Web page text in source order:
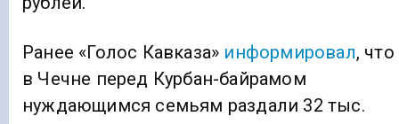
Ранее «Голос Кавказа» информировал, что
в Чечне перед Курбан-байрамом
нуждающимся семьям раздали 32 тыс.